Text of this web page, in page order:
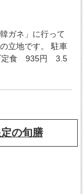
ガネ」に行って
立地です。 駐車
定食 935円 3.5
の旬膳